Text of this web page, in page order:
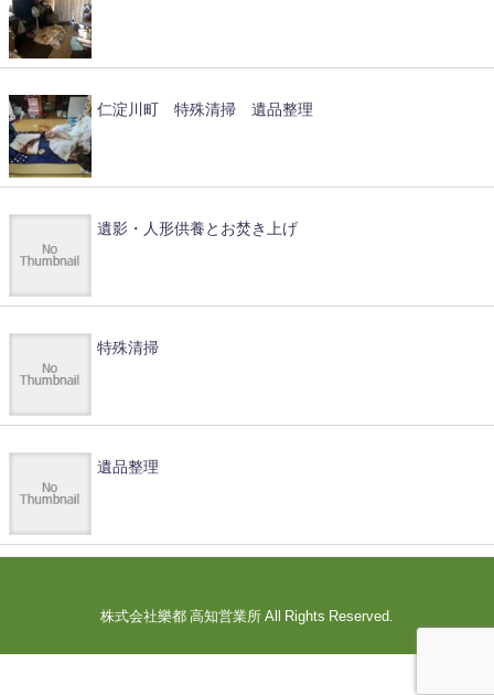
仁淀川町 特殊清掃 遺品整理
遺影・人形供養とお焚き上げ
特殊清掃
遺品整理
株式会社樂都 高知営業所 All Rights Reserved.